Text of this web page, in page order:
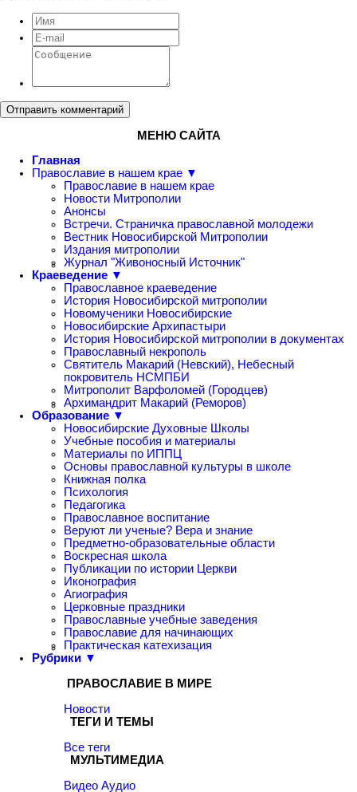
Отправить комментарий
МЕНЮ САЙТА
Главная
Православие в нашем крае ▼
Православие в нашем крае
Новости Митрополии
Анонсы
Встречи. Страничка православной молодежи
Вестник Новосибирской Митрополии
Издания митрополии
Журнал "Живоносный Источник"
Краеведение ▼
Православное краеведение
История Новосибирской митрополии
Новомученики Новосибирские
Новосибирские Архипастыри
История Новосибирской митрополии в документах
Православный некрополь
Святитель Макарий (Невский), Небесный
покровитель НСМПБИ
Митрополит Варфоломей (Городцев)
Архимандрит Макарий (Реморов)
Образование ▼
Новосибирские Духовные Школы
Учебные пособия и материалы
Материалы по ИППЦ
Основы православной культуры в школе
Книжная полка
Психология
Педагогика
Православное воспитание
Веруют ли ученые? Вера и знание
Предметно-образовательные области
Воскресная школа
Публикации по истории Церкви
Иконография
Агиография
Церковные праздники
Православные учебные заведения
Православие для начинающих
Практическая катехизация
Рубрики ▼
ПРАВОСЛАВИЕ В МИРЕ
Новости
ТЕГИ И ТЕМЫ
Все теги
МУЛЬТИМЕДИА
Видео Аудио